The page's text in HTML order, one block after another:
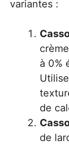
variantes :
à 0%
de
de